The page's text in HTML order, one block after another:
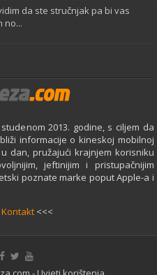
da ste stručnjak pa bi vas
no...
2013. godine, s ciljem da
informacije o kineskoj mobilnoj
dan, pružajući krajnjem korisniku
jeftinijim i pristupačnijim
poznate marke poput Apple-a i
Kontakt<<<